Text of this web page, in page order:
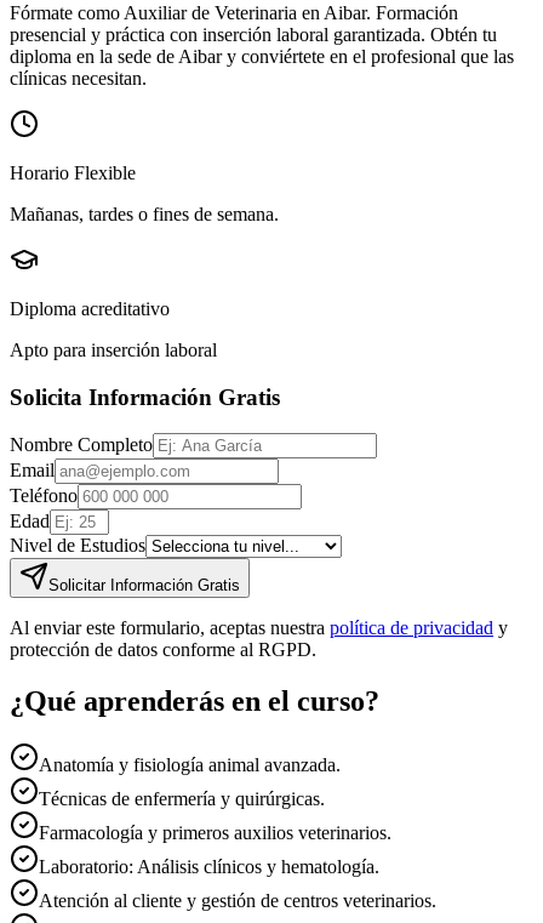
Fórmate como Auxiliar de Veterinaria en Aibar. Formación
presencial y práctica con inserción laboral garantizada. Obtén tu
diploma en la sede de Aibary conviértete en el profesional que las
clínicas necesitan.
Horario Flexible
Mañanas, tardes o fines de semana.
Diploma acreditativo
Apto para inserción laboral
Solicita Información Gratis
Nombre Completo
Email
Teléfono
Edad
Nivel de Estudios
Solicitar Información Gratis
Al enviar este formulario, aceptas nuestra política de privacidad y
protección de datos conforme al RGPD.
¿Qué aprenderás en el curso?
Anatomía y fisiología animal avanzada.
Técnicas de enfermería y quirúrgicas.
Farmacología y primeros auxilios veterinarios.
Laboratorio: Análisis clínicos y hematología.
Atención al cliente y gestión de centros veterinarios.